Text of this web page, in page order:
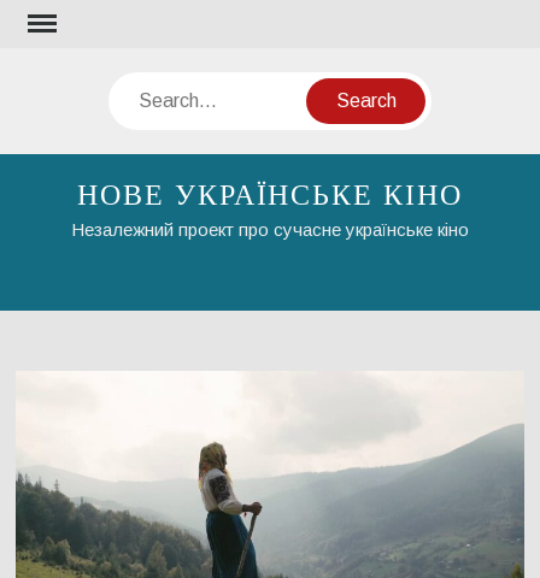
Skip
Search
НОВЕ УКРАЇНСЬКЕ КІНО
Незалежний проект про сучасне українське кіно